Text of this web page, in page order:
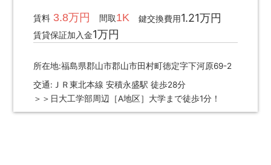
賃料3.8万円 間取1K 鍵交換費用1.21万円
賃貸保証加入金1万円
所在地:福島県郡山市郡山市田村町徳定字下河原69-2
交通:ＪＲ東北本線 安積永盛駅 徒歩28分
＞＞日大工学部周辺［A地区］大学まで徒歩1分！